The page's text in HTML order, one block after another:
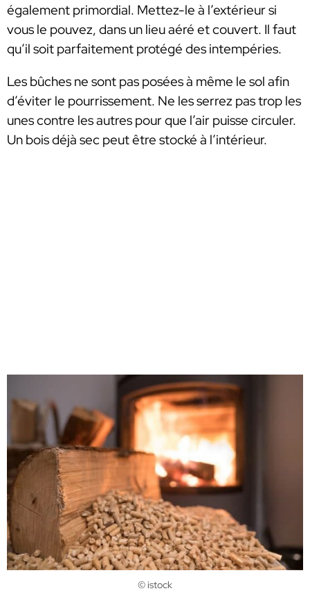
également primordial. Mettez-le à l’extérieur si
vous le pouvez, dans un lieu aéré et couvert. Il faut
qu’il soit parfaitement protégé des intempéries.
Les bûches ne sont pas posées à même le sol afin
d’éviter le pourrissement. Ne les serrez pas trop les
unes contre les autres pour que l’air puisse circuler.
Un bois déjà sec peut être stocké à l’intérieur.
© istock